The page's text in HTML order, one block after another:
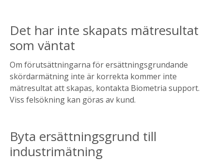
Det har inte skapats mätresultat
som väntat
Om förutsättningarna för ersättningsgrundande
skördarmätning inte är korrekta kommer inte
mätresultat att skapas, kontakta Biometria support.
Viss felsökning kan göras av kund.
Byta ersättningsgrund till
industrimätning